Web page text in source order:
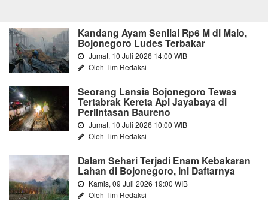
Kandang Ayam Senilai Rp6 M di Malo,
Bojonegoro Ludes Terbakar
Jumat, 10 Juli 2026 14:00 WIB
Oleh Tim Redaksi
Seorang Lansia Bojonegoro Tewas
Tertabrak Kereta Api Jayabaya di
Perlintasan Baureno
Jumat, 10 Juli 2026 10:00 WIB
Oleh Tim Redaksi
Dalam Sehari Terjadi Enam Kebakaran
Lahan di Bojonegoro, Ini Daftarnya
Kamis, 09 Juli 2026 19:00 WIB
Oleh Tim Redaksi